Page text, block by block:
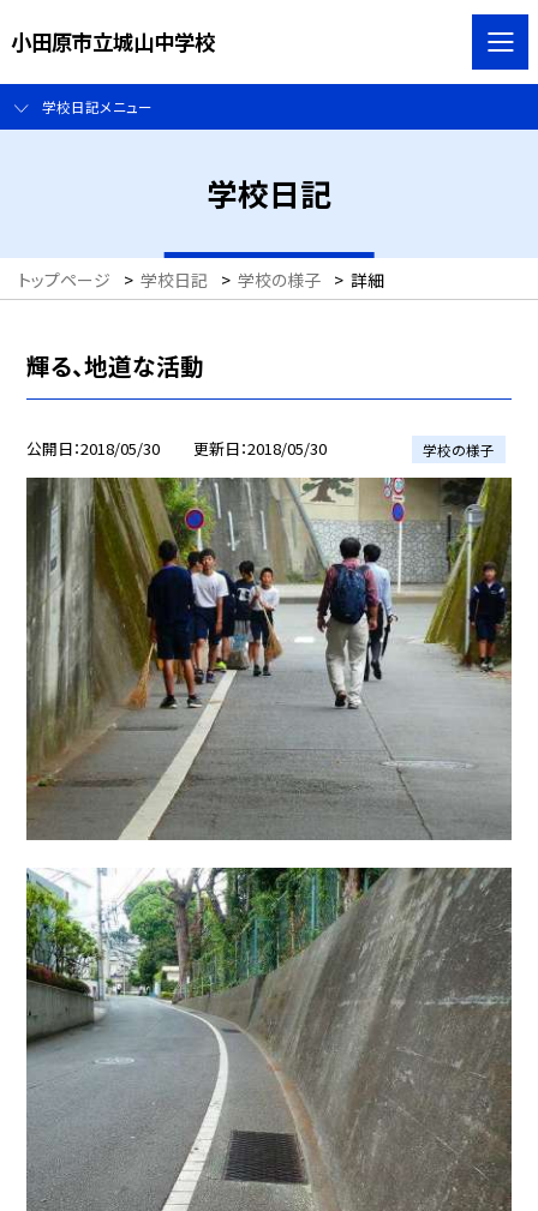
小田原市立城山中学校
学校日記メニュー
学校日記
トップページ > 学校日記 > 学校の様子 > 詳細
輝る、地道な活動
公開日 2018/05/30 更新日 2018/05/30 学校の様子